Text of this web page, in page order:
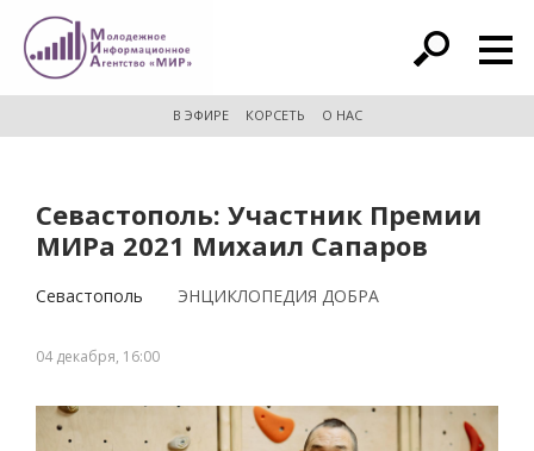
расширенный поиск
В ЭФИРЕ КОРСЕТЬ О НАС
Севастополь: Участник Премии
МИРа 2021 Михаил Сапаров
Севастополь ЭНЦИКЛОПЕДИЯ ДОБРА
04 декабря, 16:00